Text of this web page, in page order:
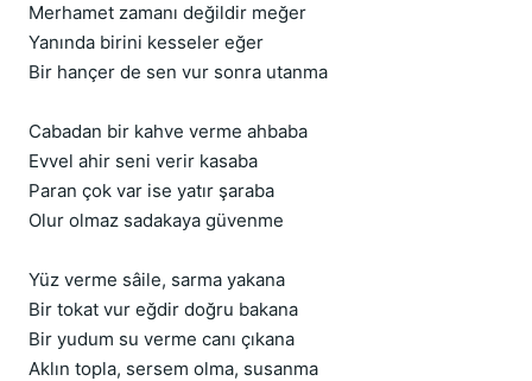
Merhamet zamanı değildir meğer
Yanında birini kesseler eğer
Bir hançer de sen vur sonra utanma
Cabadan bir kahve verme ahbaba
Evvel ahir seni verir kasaba
Paran çok var ise yatır şaraba
Olur olmaz sadakaya güvenme
Yüz verme sâile, sarma yakana
Bir tokat vur eğdir doğru bakana
Bir yudum su verme canı çıkana
Aklın topla, sersem olma, susanma